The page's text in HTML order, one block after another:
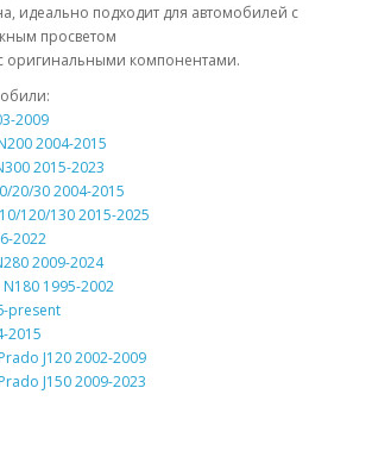
идеально подходит для автомобилей с
просветом
оригинальными компонентами.
2009
2004-2015
2015-2023
20/30 2004-2015
120/130 2015-2025
2022
2009-2024
1995-2002
present
2015
J120 2002-2009
J150 2009-2023